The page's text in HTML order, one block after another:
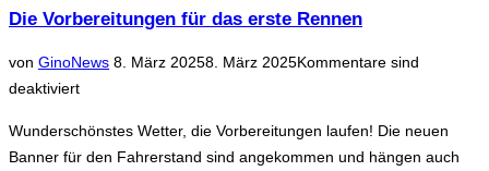
23.03.2025“
Die Vorbereitungen für das erste Rennen
von GinoNewsVeröffentlicht
8. März 20258. März 2025Kommentare sind
deaktiviert
Wunderschönstes Wetter, die Vorbereitungen laufen! Die neuen
Banner für den Fahrerstand sind angekommen und hängen auch